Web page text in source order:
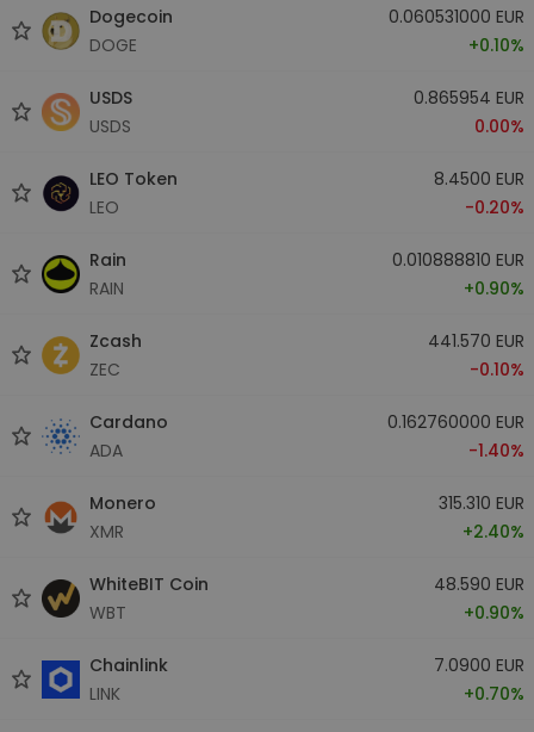
Dogecoin
DOGE
0.060531000 EUR
+0.10%
USDS
USDS
0.865954 EUR
0.00%
LEO Token
LEO
8.4500 EUR
-0.20%
Rain
RAIN
0.010888810 EUR
+0.90%
Zcash
ZEC
441.570 EUR
-0.10%
Cardano
ADA
0.162760000 EUR
-1.40%
Monero
XMR
315.310 EUR
+2.40%
WhiteBIT Coin
WBT
48.590 EUR
+0.90%
Chainlink
LINK
7.0900 EUR
+0.70%